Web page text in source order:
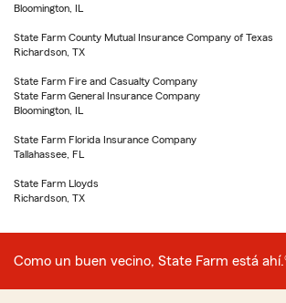
Bloomington, IL
State Farm County Mutual Insurance Company of Texas
Richardson, TX
State Farm Fire and Casualty Company
State Farm General Insurance Company
Bloomington, IL
State Farm Florida Insurance Company
Tallahassee, FL
State Farm Lloyds
Richardson, TX
Como un buen vecino, State Farm está